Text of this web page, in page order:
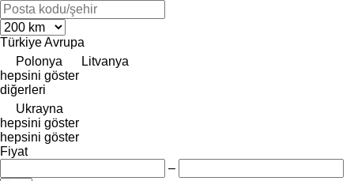
TürkiyeAvrupa
Polonya
Litvanya
hepsini göster
diğerleri
Ukrayna
hepsini göster
hepsini göster
Fiyat
–